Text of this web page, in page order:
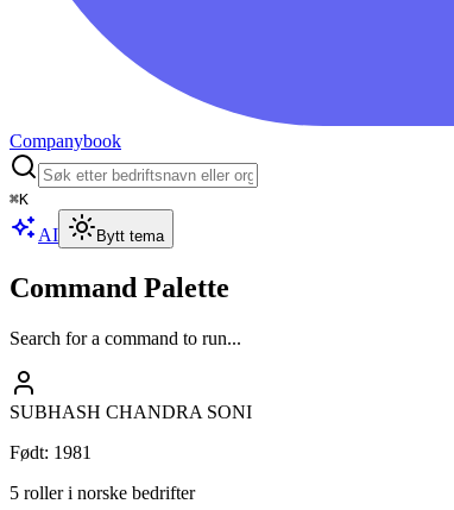
Companybook
⌘K
AI Bytt tema
Command Palette
Search for a command to run...
SUBHASH CHANDRA SONI
Født: 1981
5 roller i norske bedrifter